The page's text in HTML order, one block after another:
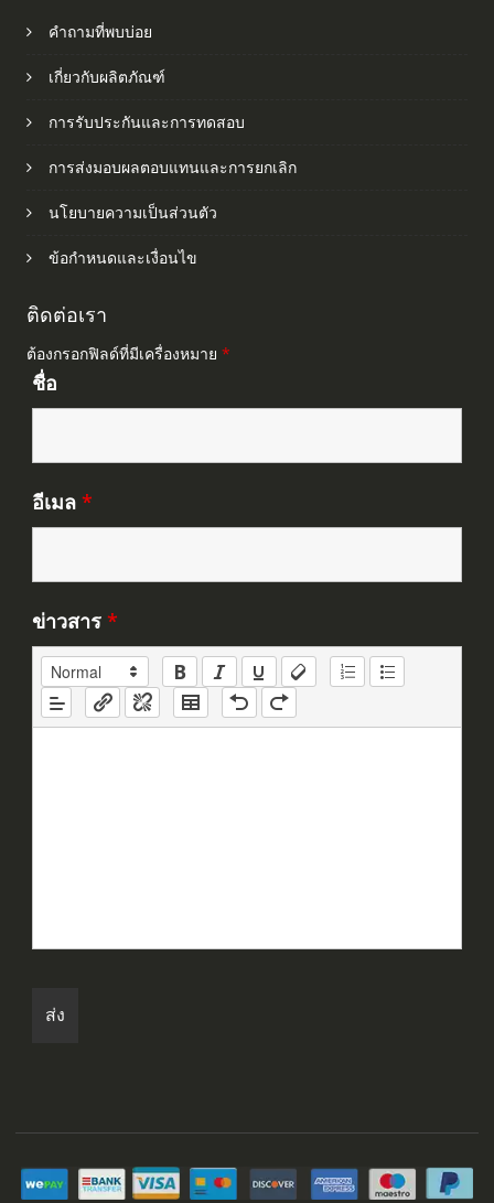
คำถามที่พบบ่อย
เกี่ยวกับผลิตภัณฑ์
การรับประกันและการทดสอบ
การส่งมอบผลตอบแทนและการยกเลิก
นโยบายความเป็นส่วนตัว
ข้อกำหนดและเงื่อนไข
ติดต่อเรา
ต้องกรอกฟิลด์ที่มีเครื่องหมาย *
ชื่อ
อีเมล *
ข่าวสาร *